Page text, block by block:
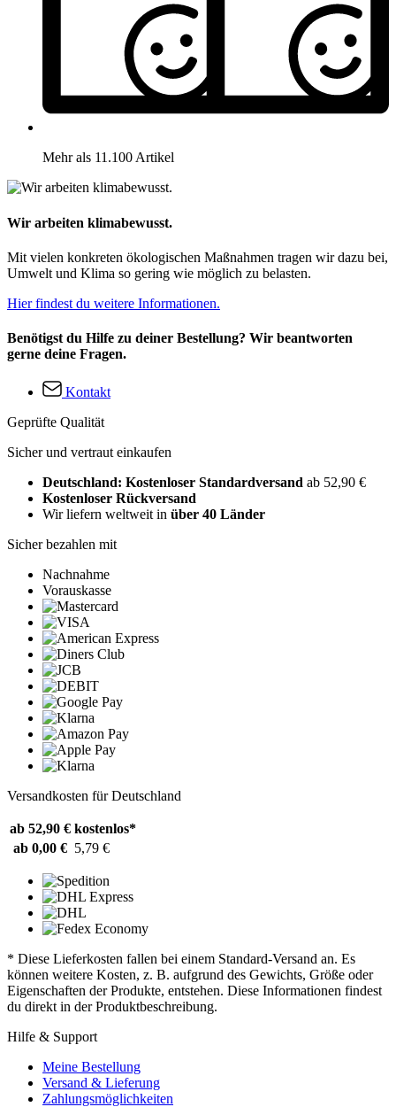
Mehr als 11.100 Artikel
Wir arbeiten klimabewusst.
Mit vielen konkreten ökologischen Maßnahmen tragen wir dazu bei,
Umwelt und Klima so gering wie möglich zu belasten.
Hier findest du weitere Informationen.
Benötigst du Hilfe zu deiner Bestellung? Wir beantworten
gerne deine Fragen.
Kontakt
Geprüfte Qualität
Sicher und vertraut einkaufen
Deutschland: Kostenloser Standardversand ab 52,90 €
Kostenloser Rückversand
Wir liefern weltweit in über 40 Länder
Sicher bezahlen mit
Nachnahme
Vorauskasse
Versandkosten für Deutschland
ab 52,90 € kostenlos*
ab 0,00 € 5,79 €
* Diese Lieferkosten fallen bei einem Standard-Versand an. Es
können weitere Kosten, z. B. aufgrund des Gewichts, Größe oder
Eigenschaften der Produkte, entstehen. Diese Informationen findest
du direkt in der Produktbeschreibung.
Hilfe & Support
Meine Bestellung
Versand & Lieferung
Zahlungsmöglichkeiten